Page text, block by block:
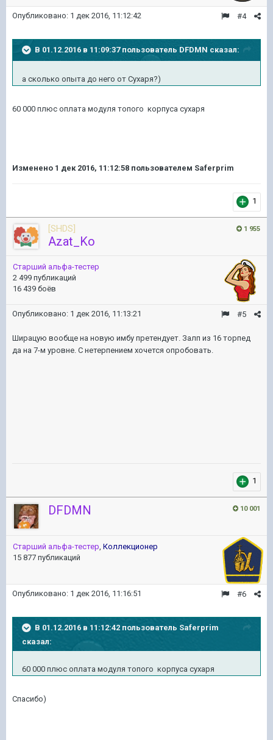
#4
Опубликовано: 1 дек 2016, 11:12:42
В 01.12.2016 в 11:09:37 пользователь DFDMN сказал:
а сколько опыта до него от Сухаря?)
60 000 плюс оплата модуля топого корпуса сухаря
Изменено 1 дек 2016, 11:12:58 пользователем Saferprim
1
1 955
[SHDS]
Azat_Ko
Старший альфа-тестер
2 499 публикаций
16 439 боёв
#5
Опубликовано: 1 дек 2016, 11:13:21
Ширацую вообще на новую имбу претендует. Залп из 16 торпед
да на 7-м уровне. С нетерпением хочется опробовать.
1
10 001
DFDMN
Старший альфа-тестер, Коллекционер
15 877 публикаций
#6
Опубликовано: 1 дек 2016, 11:16:51
В 01.12.2016 в 11:12:42 пользователь Saferprim
сказал:
60 000 плюс оплата модуля топого корпуса сухаря
Спасибо)